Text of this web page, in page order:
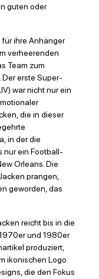
guten oder
ihre Anhänger
verheerenden
Team zum
erste Super-
war nicht nur ein
die in dieser
in der die
nur ein Football-
Orleans. Die
prangen,
geworden, das
reicht bis in die
und 1980er
produziert,
ikonischen Logo.
die den Fokus